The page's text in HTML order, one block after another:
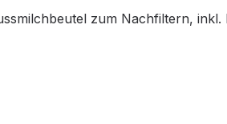
zum Nachfiltern, inkl.